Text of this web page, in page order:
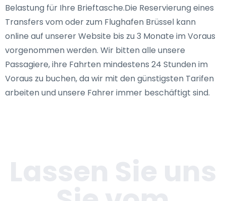
Belastung für Ihre Brieftasche.Die Reservierung eines
Transfers vom oder zum Flughafen Brüssel kann
online auf unserer Website bis zu 3 Monate im Voraus
vorgenommen werden. Wir bitten alle unsere
Passagiere, ihre Fahrten mindestens 24 Stunden im
Voraus zu buchen, da wir mit den günstigsten Tarifen
arbeiten und unsere Fahrer immer beschäftigt sind.